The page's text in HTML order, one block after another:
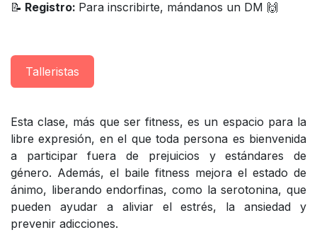
📝 Registro: Para inscribirte, mándanos un DM 🙌
Taller​istas
Esta clase, más que ser fitness, es un espacio para la
libre expresión, en el que toda persona es bienvenida
a participar fuera de prejuicios y estándares de
género. Además, el baile fitness mejora el estado de
ánimo, liberando endorfinas, como la serotonina, que
pueden ayudar a aliviar el estrés, la ansiedad y
prevenir adicciones.